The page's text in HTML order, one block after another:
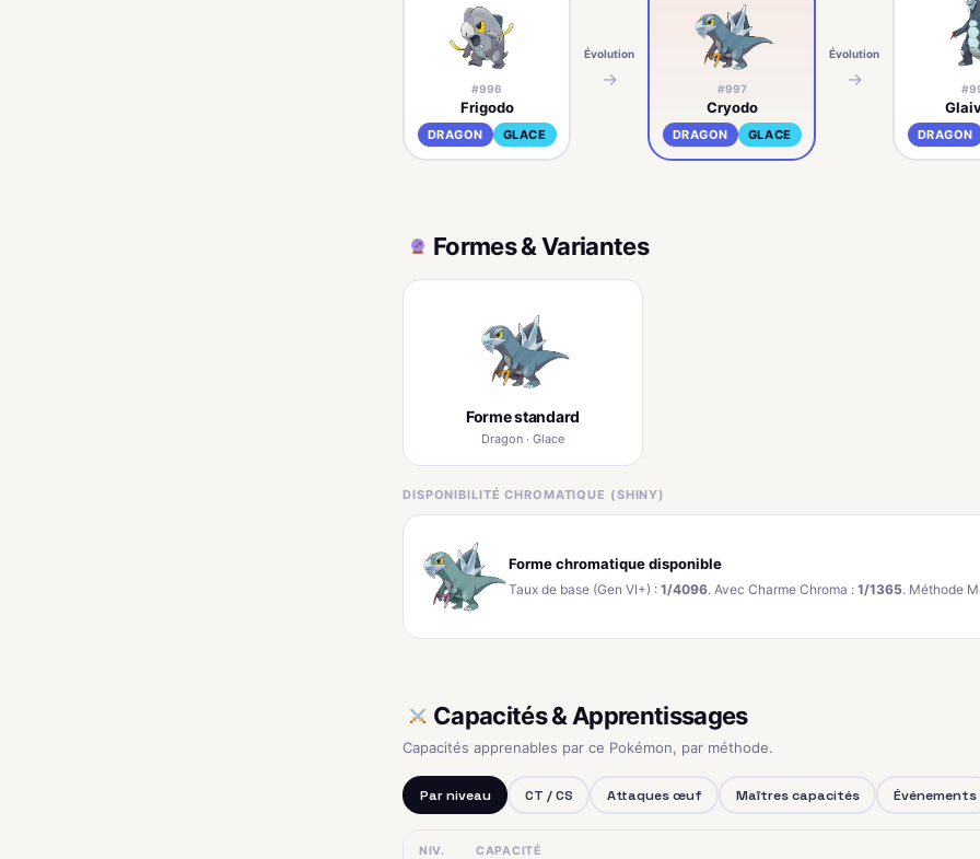
#996
Frigodo
DRAGON GLACE
Évolution
→ #997
Cryodo
DRAGON GLACE
Évolution
→
DRAGON
Formes & Variantes
Forme standard
Dragon · Glace
DISPONIBILITÉ CHROMATIQUE (SHINY)
Forme chromatique disponible
Taux de base (Gen VI+) : 1/4096. Avec Charme Chroma : 1/1365. Méthode
Capacités & Apprentissages
Capacités apprenables par ce Pokémon, par méthode.
Par niveau CT / CS Attaques œuf Maîtres capacités Événements
NIV. CAPACITÉ